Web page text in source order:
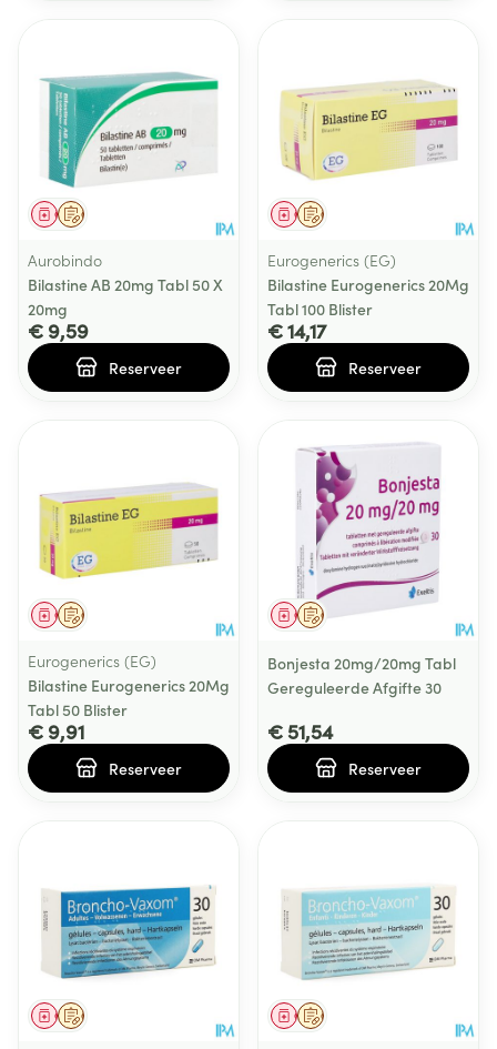
Op voorschrift
Geneesmiddel
Aurobindo
Bilastine AB 20mg Tabl 50 X
20mg
€ 9,59
Reserveer
Op voorschrift
Geneesmiddel
Eurogenerics (EG)
Bilastine Eurogenerics 20Mg
Tabl 100 Blister
€ 14,17
Reserveer
Op voorschrift
Geneesmiddel
Eurogenerics (EG)
Bilastine Eurogenerics 20Mg
Tabl 50 Blister
€ 9,91
Reserveer
Op voorschrift
Geneesmiddel
Bonjesta 20mg/20mg Tabl
Gereguleerde Afgifte 30
€ 51,54
Reserveer
Op voorschrift
Geneesmiddel Op voorschrift
Geneesmiddel